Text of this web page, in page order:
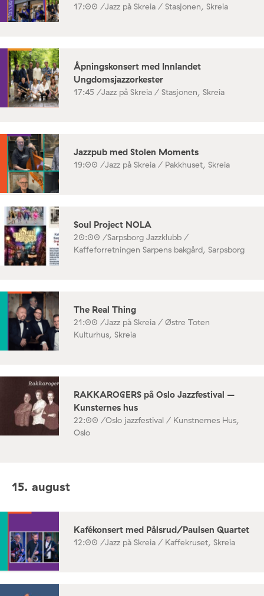
17:00 /Jazz på Skreia / Stasjonen, Skreia
Åpningskonsert med Innlandet
Ungdomsjazzorkester
17:45 /Jazz på Skreia / Stasjonen, Skreia
Jazzpub med Stolen Moments
19:00 /Jazz på Skreia / Pakkhuset, Skreia
Soul Project NOLA
20:00 /Sarpsborg Jazzklubb /
Kaffeforretningen Sarpens bakgård, Sarpsborg
The Real Thing
21:00 /Jazz på Skreia / Østre Toten
Kulturhus, Skreia
RAKKAROGERS på Oslo Jazzfestival –
Kunsternes hus
22:00 /Oslo jazzfestival / Kunstnernes Hus,
Oslo
15. august
Kafékonsert med Pålsrud/Paulsen Quartet
12:00 /Jazz på Skreia / Kaffekruset, Skreia